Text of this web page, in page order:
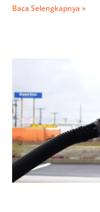
Baca Selengkapnya »